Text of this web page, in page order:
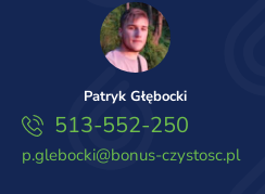
Patryk Głębocki
513-552-250
p.glebocki@bonus-czystosc.pl